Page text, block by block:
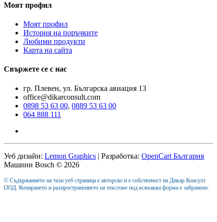
Моят профил
Моят профил
История на поръчките
Любими продукти
Карта на сайта
Свържете се с нас
гр. Плевен, ул. Българска авиация 13
office@dikarconsult.com
0898 53 63 00, 0889 53 63 00
064 888 111
Уеб дизайн: Lemon Graphics | Разработка: OpenCart България
Машини Bosch © 2026
© Съдържанието на тази уеб страница е авторско и е собственост на Дикар Консулт
ООД. Копирането и разпространението на текстове под всякаква форма е забранено.